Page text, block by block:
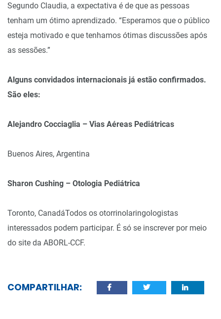
Segundo Claudia, a expectativa é de que as pessoas
tenham um ótimo aprendizado. “Esperamos que o público
esteja motivado e que tenhamos ótimas discussões após
as sessões.”
Alguns convidados internacionais já estão confirmados.
São eles:
Alejandro Cocciaglia – Vias Aéreas Pediátricas
Buenos Aires, Argentina
Sharon Cushing – Otologia Pediátrica
Toronto, CanadáTodos os otorrinolaringologistas
interessados podem participar. É só se inscrever por meio
do site da ABORL-CCF.
COMPARTILHAR: